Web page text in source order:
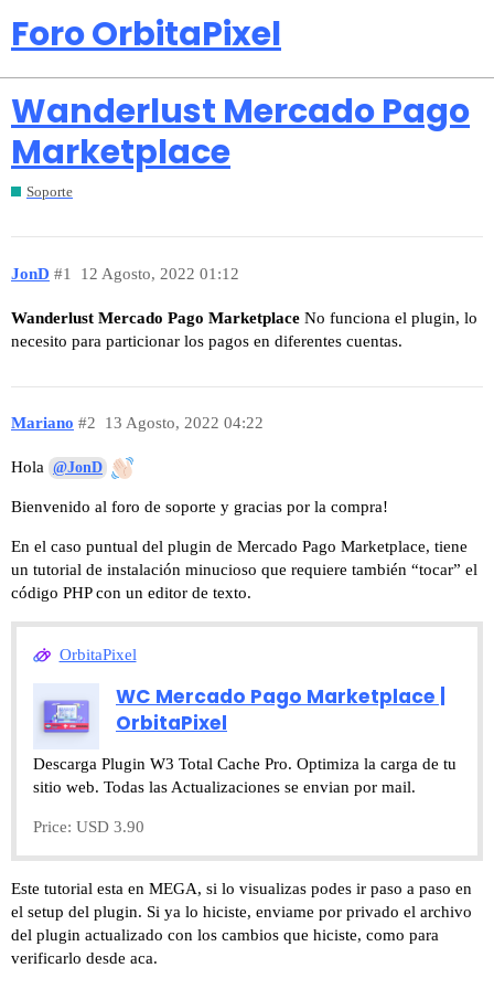
Foro OrbitaPixel
Wanderlust Mercado Pago
Marketplace
Soporte
JonD 12 Agosto, 2022 01:12
#1
Wanderlust Mercado Pago Marketplace No funciona el plugin, lo
necesito para particionar los pagos en diferentes cuentas.
Mariano 13 Agosto, 2022 04:22
#2
Hola @JonD
Bienvenido al foro de soporte y gracias por la compra!
En el caso puntual del plugin de Mercado Pago Marketplace, tiene
un tutorial de instalación minucioso que requiere también “tocar” el
código PHP con un editor de texto.
OrbitaPixel
WC Mercado Pago Marketplace |
OrbitaPixel
Descarga Plugin W3 Total Cache Pro. Optimiza la carga de tu
sitio web. Todas las Actualizaciones se envian por mail.
Price: USD 3.90
Este tutorial esta en MEGA, si lo visualizas podes ir paso a paso en
el setup del plugin. Si ya lo hiciste, enviame por privado el archivo
del plugin actualizado con los cambios que hiciste, como para
verificarlo desde aca.